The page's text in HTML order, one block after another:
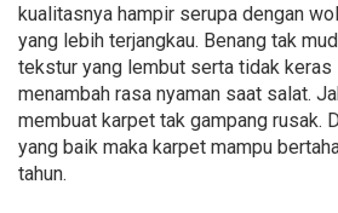
kualitasnya hampir serupa dengan
yang lebih terjangkau. Benang tak
tekstur yang lembut serta tidak keras
menambah rasa nyaman saat salat.
membuat karpet tak gampang rusak.
yang baik maka karpet mampu
tahun.